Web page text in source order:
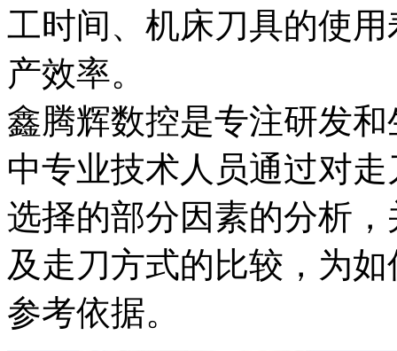
工时间、机床刀具的使
产效率。
鑫腾辉数控是专注研发
中专业技术人员通过对
选择的部分因素的分析
及走刀方式的比较，为
参考依据。